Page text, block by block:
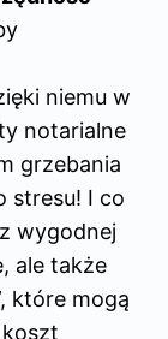
niemu w
notarialne
grzebania
stresu! I co
wygodnej
ale także
które mogą